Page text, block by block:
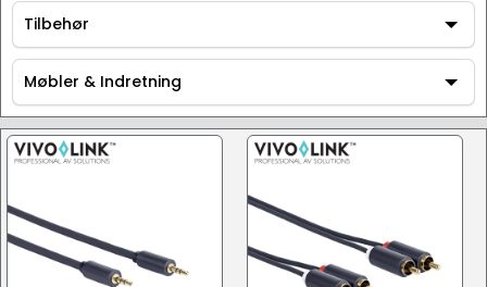
AV / Hi-Fi udstyr
Tilbehør
Tilbehør
Møbler & Indretning
Møbler & Indretning